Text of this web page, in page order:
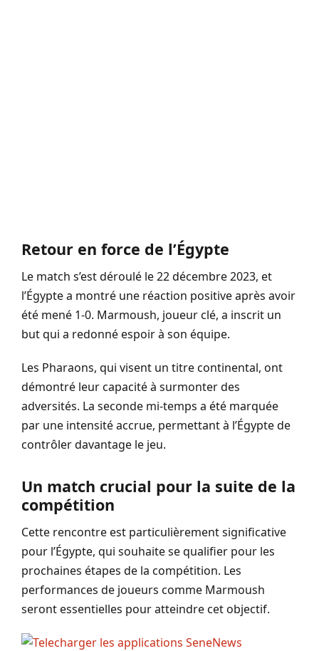
Retour en force de l’Égypte
Le match s’est déroulé le 22 décembre 2023, et
l’Égypte a montré une réaction positive après avoir
été mené 1-0. Marmoush, joueur clé, a inscrit un
but qui a redonné espoir à son équipe.
Les Pharaons, qui visent un titre continental, ont
démontré leur capacité à surmonter des
adversités. La seconde mi-temps a été marquée
par une intensité accrue, permettant à l’Égypte de
contrôler davantage le jeu.
Un match crucial pour la suite de la
compétition
Cette rencontre est particulièrement significative
pour l’Égypte, qui souhaite se qualifier pour les
prochaines étapes de la compétition. Les
performances de joueurs comme Marmoush
seront essentielles pour atteindre cet objectif.